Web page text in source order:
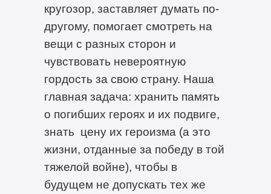
кругозор, заставляет думать по-
другому, помогает смотреть на
вещи с разных сторон и
чувствовать невероятную
гордость за свою страну. Наша
главная задача: хранить память
о погибших героях и их подвиге,
знать цену их героизма (а это
жизни, отданные за победу в той
тяжелой войне), чтобы в
будущем не допускать тех же